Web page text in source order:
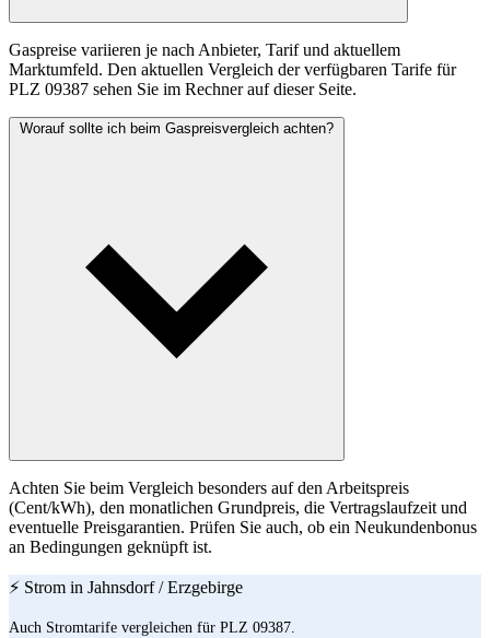
Gaspreise variieren je nach Anbieter, Tarif und aktuellem
Marktumfeld. Den aktuellen Vergleich der verfügbaren Tarife für
PLZ 09387 sehen Sie im Rechner auf dieser Seite.
Worauf sollte ich beim Gaspreisvergleich achten?
Achten Sie beim Vergleich besonders auf den Arbeitspreis
(Cent/kWh), den monatlichen Grundpreis, die Vertragslaufzeit und
eventuelle Preisgarantien. Prüfen Sie auch, ob ein Neukundenbonus
an Bedingungen geknüpft ist.
⚡ Strom in Jahnsdorf / Erzgebirge
Auch Stromtarife vergleichen für PLZ 09387.